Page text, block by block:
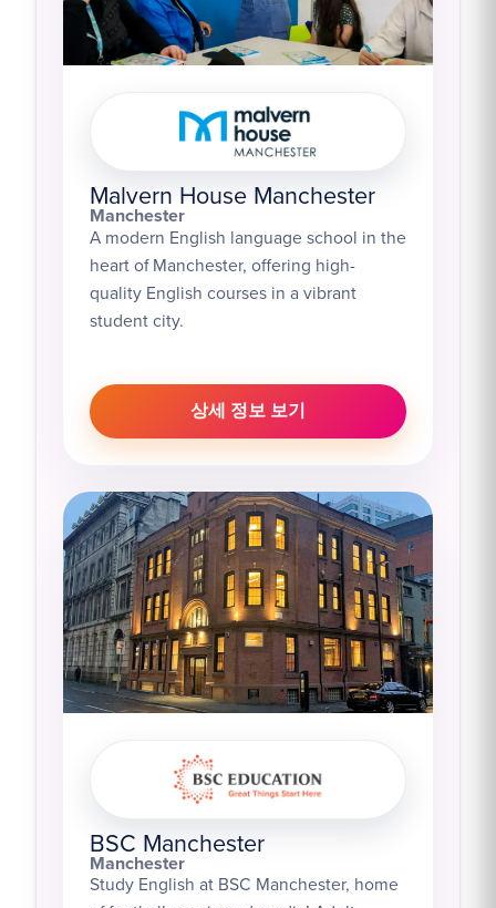
Malvern House Manchester
Manchester
A modern English language school in the
heart of Manchester, offering high-
quality English courses in a vibrant
student city.
상세 정보 보기
BSC Manchester
Manchester
Study English at BSC Manchester, home